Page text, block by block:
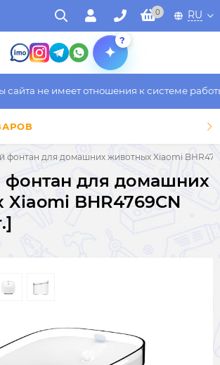
0 RU
?
не имеет отношения к системе
фонтан для домашних животных Xiaomi
фонтан для домашних
BHR4769CN